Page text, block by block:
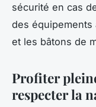
sécurité en cas
des équipements
et les bâtons de
Profiter
respecter la